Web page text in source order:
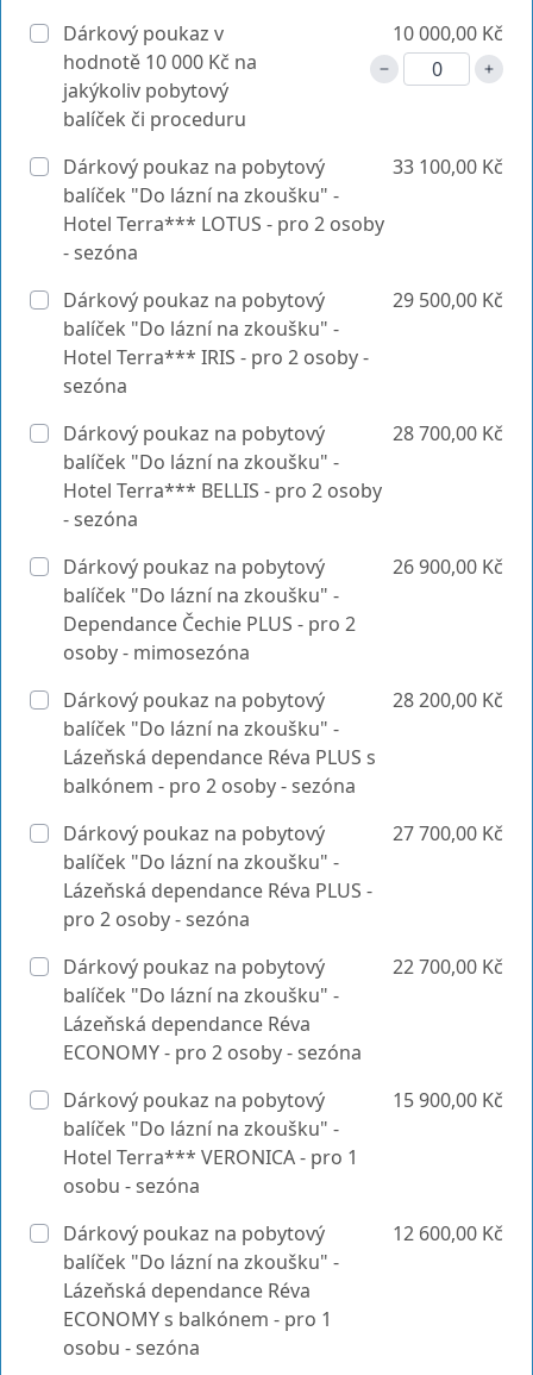
Dárkový poukaz v
hodnotě 10 000 Kč na
jakýkoliv pobytový
balíček či proceduru
10 000,00 Kč
Dárkový poukaz na pobytový
balíček "Do lázní na zkoušku" -
Hotel Terra*** LOTUS - pro 2 osoby
- sezóna
33 100,00 Kč
Dárkový poukaz na pobytový
balíček "Do lázní na zkoušku" -
Hotel Terra*** IRIS - pro 2 osoby -
sezóna
29 500,00 Kč
Dárkový poukaz na pobytový
balíček "Do lázní na zkoušku" -
Hotel Terra*** BELLIS - pro 2 osoby
- sezóna
28 700,00 Kč
Dárkový poukaz na pobytový
balíček "Do lázní na zkoušku" -
Dependance Čechie PLUS - pro 2
osoby - mimosezóna
26 900,00 Kč
Dárkový poukaz na pobytový
balíček "Do lázní na zkoušku" -
Lázeňská dependance Réva PLUS s
balkónem - pro 2 osoby - sezóna
28 200,00 Kč
Dárkový poukaz na pobytový
balíček "Do lázní na zkoušku" -
Lázeňská dependance Réva PLUS -
pro 2 osoby - sezóna
27 700,00 Kč
Dárkový poukaz na pobytový
balíček "Do lázní na zkoušku" -
Lázeňská dependance Réva
ECONOMY - pro 2 osoby - sezóna
22 700,00 Kč
Dárkový poukaz na pobytový
balíček "Do lázní na zkoušku" -
Hotel Terra*** VERONICA - pro 1
osobu - sezóna
15 900,00 Kč
Dárkový poukaz na pobytový
balíček "Do lázní na zkoušku" -
Lázeňská dependance Réva
ECONOMY s balkónem - pro 1
osobu - sezóna
12 600,00 Kč